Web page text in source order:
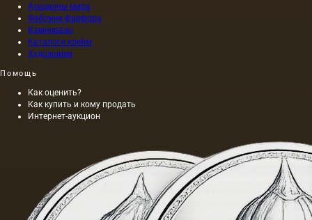
Аукционы мира
Фабрики фарфора
Камнерезы
Каталоги клейм
Художники
Помощь
Как оценить?
Как купить и кому продать
Интернет-аукцион